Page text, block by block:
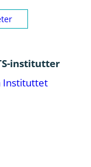
institutter
Instituttet